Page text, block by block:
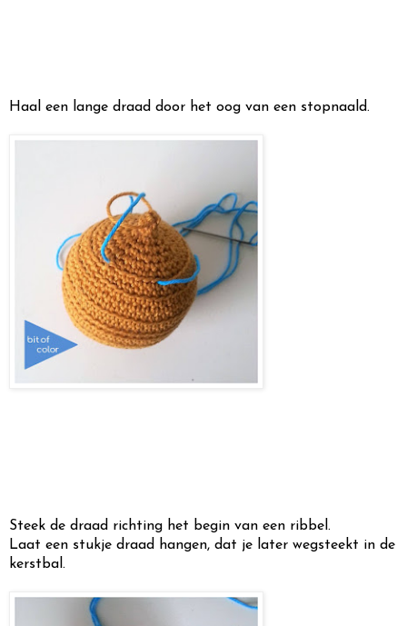
Haal een lange draad door het oog van een stopnaald.
Steek de draad richting het begin van een ribbel.
Laat een stukje draad hangen, dat je later wegsteekt in de
kerstbal.